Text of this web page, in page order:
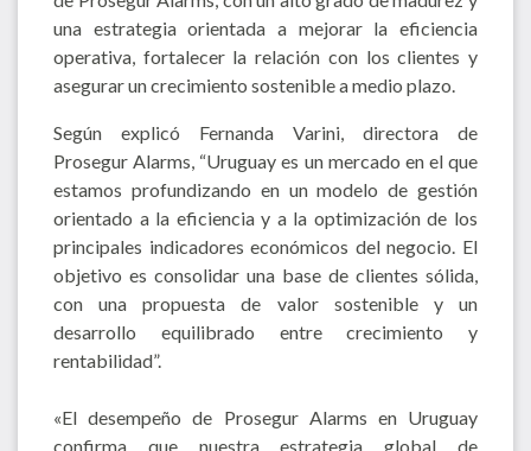
una estrategia orientada a mejorar la eficiencia
operativa, fortalecer la relación con los clientes y
asegurar un crecimiento sostenible a medio plazo.
Según explicó Fernanda Varini, directora de
Prosegur Alarms, “Uruguay es un mercado en el que
estamos profundizando en un modelo de gestión
orientado a la eficiencia y a la optimización de los
principales indicadores económicos del negocio. El
objetivo es consolidar una base de clientes sólida,
con una propuesta de valor sostenible y un
desarrollo equilibrado entre crecimiento y
rentabilidad”.
«El desempeño de Prosegur Alarms en Uruguay
confirma que nuestra estrategia global de